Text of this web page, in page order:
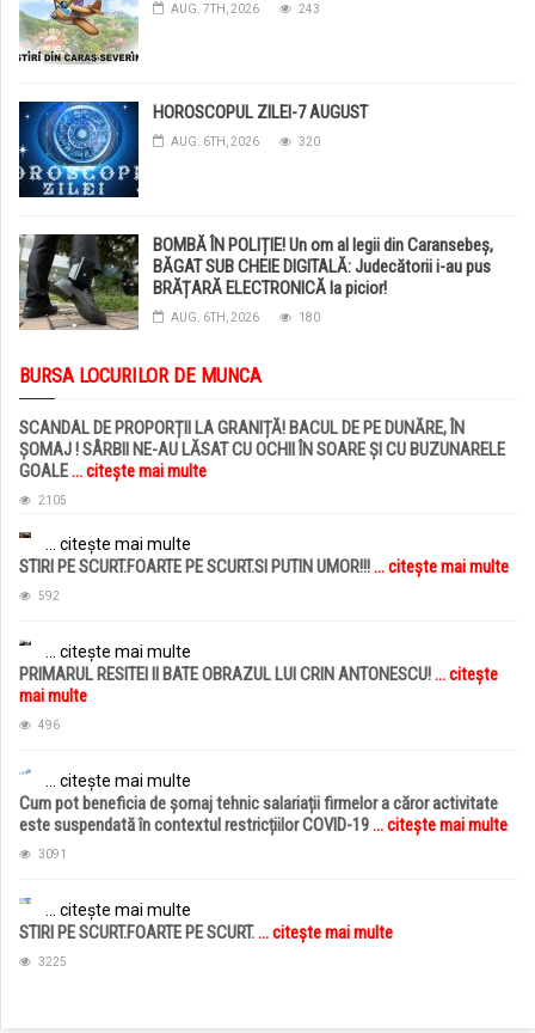
AUG. 7TH, 2026 243
HOROSCOPUL ZILEI-7 AUGUST
AUG. 6TH, 2026 320
BOMBĂ ÎN POLIȚIE! Un om al legii din Caransebeș,
BĂGAT SUB CHEIE DIGITALĂ: Judecătorii i-au pus
BRĂȚARĂ ELECTRONICĂ la picior!
AUG. 6TH, 2026 180
BURSA LOCURILOR DE MUNCA
SCANDAL DE PROPORȚII LA GRANIȚĂ! BACUL DE PE DUNĂRE, ÎN
ȘOMAJ ! SÂRBII NE-AU LĂSAT CU OCHII ÎN SOARE ȘI CU BUZUNARELE
GOALE... citește mai multe
2105
... citește mai multe
STIRI PE SCURT.FOARTE PE SCURT.SI PUTIN UMOR!!!... citește mai multe
592
... citește mai multe
PRIMARUL RESITEI II BATE OBRAZUL LUI CRIN ANTONESCU!... citește
mai multe
496
... citește mai multe
Cum pot beneficia de șomaj tehnic salariații firmelor a căror activitate
este suspendată în contextul restricțiilor COVID-19... citește mai multe
3091
... citește mai multe
STIRI PE SCURT.FOARTE PE SCURT.... citește mai multe
3225